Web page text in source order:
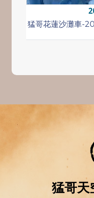
猛哥花蓮沙灘車-
猛哥天